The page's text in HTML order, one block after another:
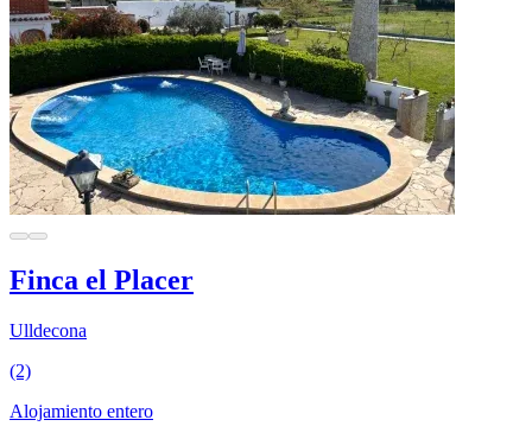
Finca el Placer
Ulldecona
(2)
Alojamiento entero